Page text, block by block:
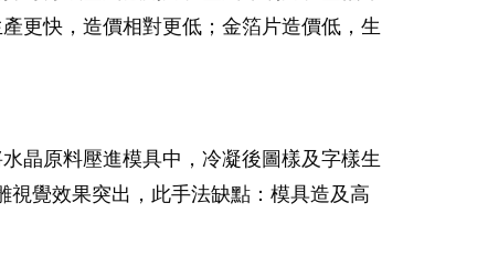
更快，造價相對更低；金箔片造價低，生
晶原料壓進模具中，冷凝後圖樣及字樣生
視覺效果突出，此手法缺點：模具造及高